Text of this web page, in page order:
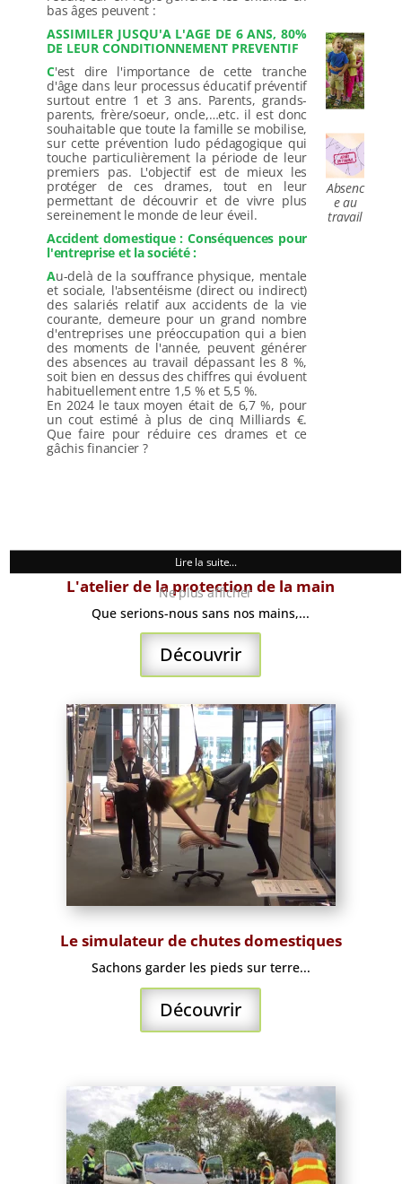
L'atelier de la prévention du stress
Le bon stress se cultive...
Découvrir
L'atelier de la protection de la main
Que serions-nous sans nos mains,...
Découvrir
Le simulateur de chutes domestiques
Sachons garder les pieds sur terre...
Découvrir
bas âges peuvent :
ASSIMILER JUSQU'A L'AGE DE 6 ANS, 80%
DE LEUR CONDITIONNEMENT PREVENTIF
C'est dire l'importance de cette tranche
d'âge dans leur processus éducatif préventif
surtout entre 1 et 3 ans. Parents, grands-
parents, frère/soeur, oncle,…etc. il est donc
souhaitable que toute la famille se mobilise,
sur cette prévention ludo pédagogique qui
touche particulièrement la période de leur
premiers pas. L'objectif est de mieux les
protéger de ces drames, tout en leur
permettant de découvrir et de vivre plus
sereinement le monde de leur éveil.
Accident domestique : Conséquences pour
l'entreprise et la société :
Au-delà de la souffrance physique, mentale
et sociale, l'absentéisme (direct ou indirect)
des salariés relatif aux accidents de la vie
courante, demeure pour un grand nombre
d'entreprises une préoccupation qui a bien
des moments de l'année, peuvent générer
des absences au travail dépassant les 8 %,
soit bien en dessus des chiffres qui évoluent
habituellement entre 1,5 % et 5,5 %.
En 2024 le taux moyen était de 6,7 %, pour
un cout estimé à plus de cinq Milliards €.
Que faire pour réduire ces drames et ce
gâchis financier ?
Absenc
e au
travail
Lire la suite...
Ne plus afficher